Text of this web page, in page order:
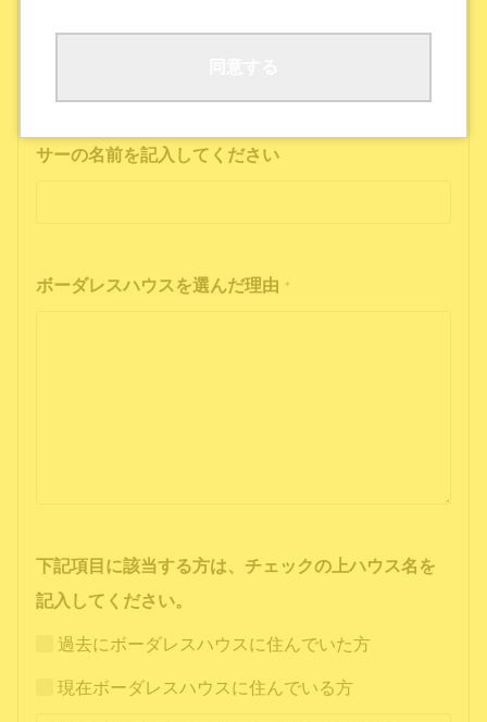
サーの名前を記入してください
ボーダレスハウスを選んだ理由 *
下記項目に該当する方は、チェックの上ハウス名を
記入してください。
過去にボーダレスハウスに住んでいた方
現在ボーダレスハウスに住んでいる方